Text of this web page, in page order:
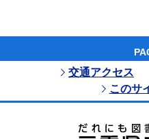
交通アクセス
このサ